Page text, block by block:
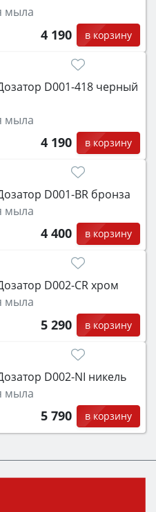
мыла
4 190 в корзину
D001-418 черный
мыла
4 190 в корзину
D001-BR бронза
мыла
4 400 в корзину
D002-CR хром
мыла
5 290 в корзину
D002-NI никель
мыла
5 790 в корзину